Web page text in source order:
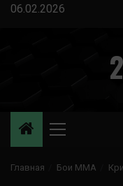
Перейти
06.02.2026
Основное
Главная Бои ММА